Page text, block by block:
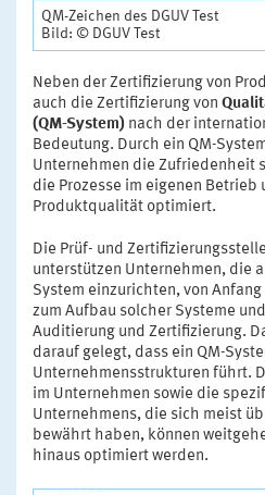
QM-Zeichen des DGUV Test
Bild: © DGUV Test
Neben der Zertifizierung von
auch die Zertifizierung von
(QM-System) nach der
Bedeutung. Durch ein QM-
Unternehmen die Zufriedenheit
die Prozesse im eigenen Betrieb
Produktqualität optimiert.
Die Prüf- und
unterstützen Unternehmen, die
System einzurichten, von
zum Aufbau solcher Systeme
Auditierung und Zertifizierung.
darauf gelegt, dass ein QM-
Unternehmensstrukturen führt.
im Unternehmen sowie die
Unternehmens, die sich meist
bewährt haben, können
hinaus optimiert werden.